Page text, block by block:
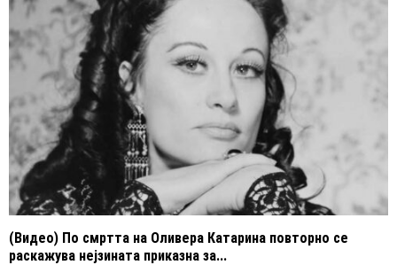
(Видео) По смртта на Оливера Катарина повторно се
раскажува нејзината приказна за...